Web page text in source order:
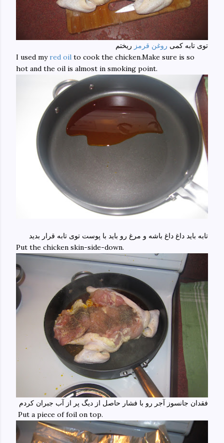
توی تابه کمی روغن قرمز ریختم
I used myred oil to cook the chicken.Make sure is so
hot and the oil is almost in smoking point.
تابه باید داغ داغ باشه و مرغ رو باید با پوست توی تابه قرار بدید
Put the chicken skin-side-down.
فقدان جانسوز آجر رو با فشار حاصل از دیگ پر از آب جبران کردم
Put a piece of foil on top.